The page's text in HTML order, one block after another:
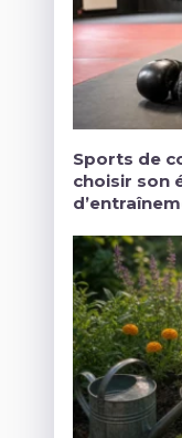
Sports de
choisir son